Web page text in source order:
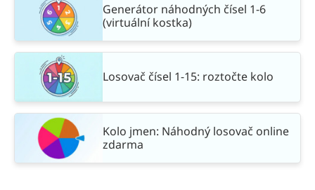
Generátor náhodných čísel 1-6
(virtuální kostka)
Losovač čísel 1-15: roztočte kolo
Kolo jmen: Náhodný losovač online
zdarma